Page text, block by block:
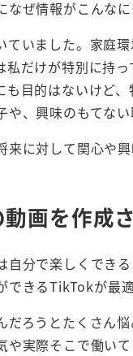
なぜ情報がこんな
ていました。家庭
私だけが特別に持
目的はないけど
、興味のもてな
に対して関心や
画を作成
自分で楽しくでき
きるTikTokが最
だろうとたくさん
や実際そこで働い